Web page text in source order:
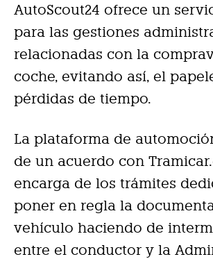
AutoScout24 ofrece un
para las gestiones
relacionadas con la
coche, evitando así, el
pérdidas de tiempo.
La plataforma de
de un acuerdo con
encarga de los trámites
poner en regla la
vehículo haciendo de
entre el conductor y la